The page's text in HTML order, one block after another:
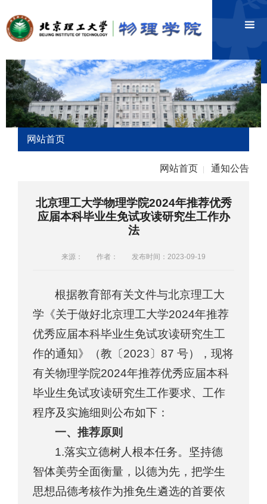
网站首页
网站首页 通知公告
北京理工大学物理学院2024年推荐优秀
应届本科毕业生免试攻读研究生工作办
法
来源： 作者： 发布时间：2023-09-19
根据教育部有关文件与北京理工大
学《关于做好北京理工大学2024年推荐
优秀应届本科毕业生免试攻读研究生工
作的通知》（教〔2023〕87 号），现将
有关物理学院2024年推荐优秀应届本科
毕业生免试攻读研究生工作要求、工作
程序及实施细则公布如下：
一、推荐原则
1.落实立德树人根本任务。坚持德
智体美劳全面衡量，以德为先，把学生
思想品德考核作为推免生遴选的首要依